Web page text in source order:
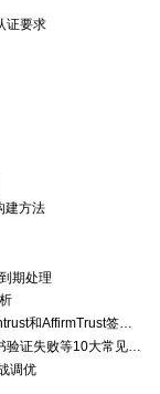
证要求
建方法
期处理
注意！2024年10月31日起Google Chrome不再认可Entrust和AffirmTrust签发的TLS证书
Certbot部署SSL证书避坑指南：80/443端口冲突、证书验证失败等10大常见问题解决方案
调优